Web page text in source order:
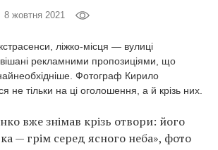
8 жовтня 2021
ліжко-місця — вулиці
рекламними пропозиціями, що
Фотограф Кирило
не тільки на ці оголошення, а й крізь них.
вже знімав крізь отвори: його
— грім серед ясного неба», фото